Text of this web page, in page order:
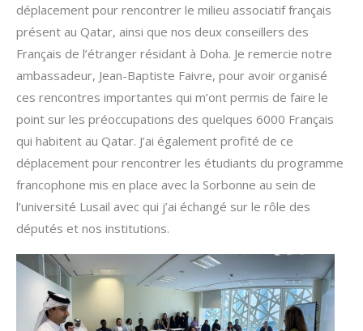
déplacement pour rencontrer le milieu associatif français
présent au Qatar, ainsi que nos deux conseillers des
Français de l’étranger résidant à Doha. Je remercie notre
ambassadeur, Jean-Baptiste Faivre, pour avoir organisé
ces rencontres importantes qui m’ont permis de faire le
point sur les préoccupations des quelques 6000 Français
qui habitent au Qatar. J’ai également profité de ce
déplacement pour rencontrer les étudiants du programme
francophone mis en place avec la Sorbonne au sein de
l’université Lusail avec qui j’ai échangé sur le rôle des
députés et nos institutions.